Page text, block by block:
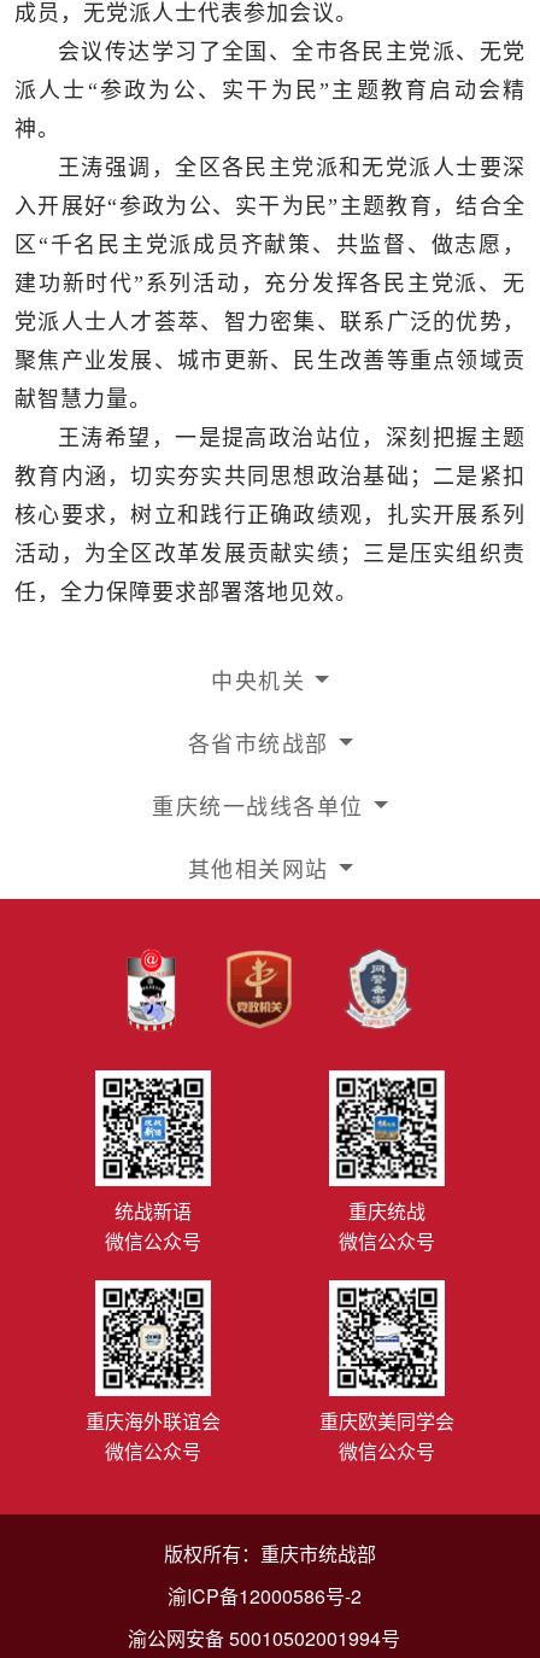
成员，无党派人士代表参加会议。
会议传达学习了全国、全市各民主党派、无党
派人士“参政为公、实干为民”主题教育启动会精
神。
王涛强调，全区各民主党派和无党派人士要深
入开展好“参政为公、实干为民”主题教育，结合全
区“千名民主党派成员齐献策、共监督、做志愿，
建功新时代”系列活动，充分发挥各民主党派、无
党派人士人才荟萃、智力密集、联系广泛的优势，
聚焦产业发展、城市更新、民生改善等重点领域贡
献智慧力量。
王涛希望，一是提高政治站位，深刻把握主题
教育内涵，切实夯实共同思想政治基础；二是紧扣
核心要求，树立和践行正确政绩观，扎实开展系列
活动，为全区改革发展贡献实绩；三是压实组织责
任，全力保障要求部署落地见效。
中央机关
各省市统战部
重庆统一战线各单位
其他相关网站
统战新语
微信公众号
重庆统战
微信公众号
重庆海外联谊会
微信公众号
重庆欧美同学会
微信公众号
版权所有：重庆市统战部
渝ICP备12000586号-2
渝公网安备 50010502001994号